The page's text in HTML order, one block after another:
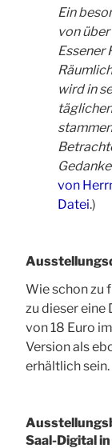
Ein
von
Essener
wird in
von
Datei.)
Wie schon zu
zu dieser
von 18 Euro
Version als
erhältlich sein.
Saal-Digital